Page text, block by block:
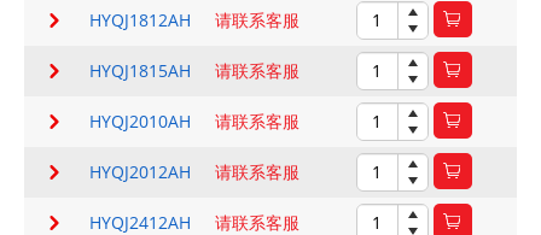
HYQJ1812AH 请联系客服
HYQJ1815AH 请联系客服
HYQJ2010AH 请联系客服
HYQJ2012AH 请联系客服
HYQJ2412AH 请联系客服